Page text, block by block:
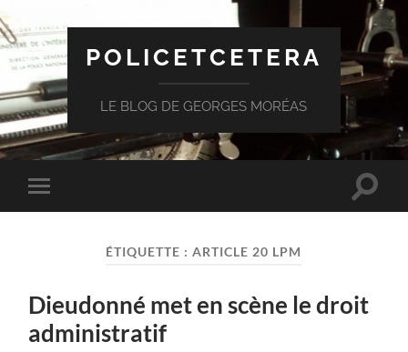
POLICETCETERA
LE BLOG DE GEORGES MORÉAS
Toggle
mobile
Toggle
ÉTIQUETTE :ARTICLE 20 LPM
Dieudonné met en scène le droit
administratif